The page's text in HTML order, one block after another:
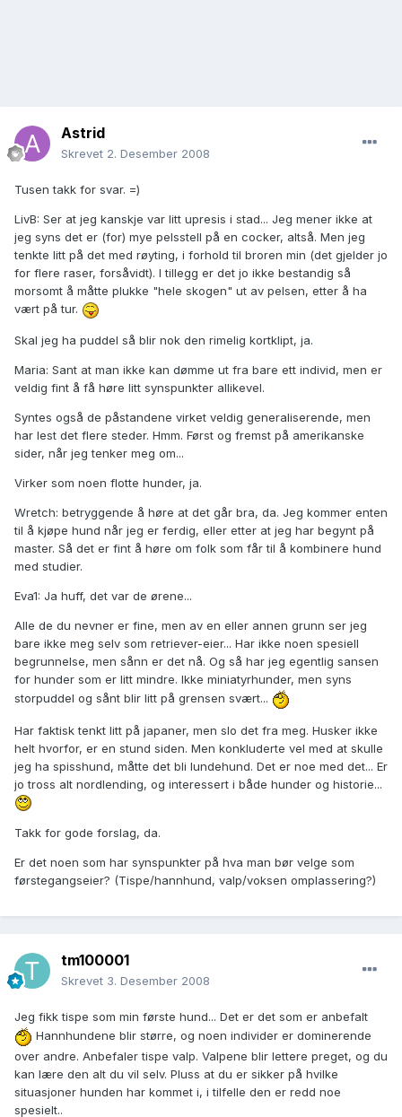
Astrid
Skrevet 2. Desember 2008
Tusen takk for svar. =)
LivB: Ser at jeg kanskje var litt upresis i stad... Jeg mener ikke at
jeg syns det er (for) mye pelsstell på en cocker, altså. Men jeg
tenkte litt på det med røyting, i forhold til broren min (det gjelder jo
for flere raser, forsåvidt). I tillegg er det jo ikke bestandig så
morsomt å måtte plukke "hele skogen" ut av pelsen, etter å ha
vært på tur.
Skal jeg ha puddel så blir nok den rimelig kortklipt, ja.
Maria: Sant at man ikke kan dømme ut fra bare ett individ, men er
veldig fint å få høre litt synspunkter allikevel.
Syntes også de påstandene virket veldig generaliserende, men
har lest det flere steder. Hmm. Først og fremst på amerikanske
sider, når jeg tenker meg om...
Virker som noen flotte hunder, ja.
Wretch: betryggende å høre at det går bra, da. Jeg kommer enten
til å kjøpe hund når jeg er ferdig, eller etter at jeg har begynt på
master. Så det er fint å høre om folk som får til å kombinere hund
med studier.
Eva1: Ja huff, det var de ørene...
Alle de du nevner er fine, men av en eller annen grunn ser jeg
bare ikke meg selv som retriever-eier... Har ikke noen spesiell
begrunnelse, men sånn er det nå. Og så har jeg egentlig sansen
for hunder som er litt mindre. Ikke miniatyrhunder, men syns
storpuddel og sånt blir litt på grensen svært...
Har faktisk tenkt litt på japaner, men slo det fra meg. Husker ikke
helt hvorfor, er en stund siden. Men konkluderte vel med at skulle
jeg ha spisshund, måtte det bli lundehund. Det er noe med det... Er
jo tross alt nordlending, og interessert i både hunder og historie...
Takk for gode forslag, da.
Er det noen som har synspunkter på hva man bør velge som
førstegangseier? (Tispe/hannhund, valp/voksen omplassering?)
tm100001
Skrevet 3. Desember 2008
Jeg fikk tispe som min første hund... Det er det som er anbefalt
Hannhundene blir større, og noen individer er dominerende
over andre. Anbefaler tispe valp. Valpene blir lettere preget, og du
kan lære den alt du vil selv. Pluss at du er sikker på hvilke
situasjoner hunden har kommet i, i tilfelle den er redd noe
spesielt..